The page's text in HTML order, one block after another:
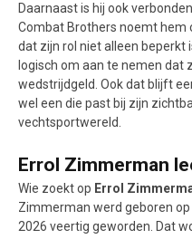
Daarnaast is hij ook
Combat Brothers noemt hem
dat zijn rol niet alleen beperkt
logisch om aan te nemen dat
wedstrijdgeld. Ook dat blijft
wel een die past bij zijn
vechtsportwereld.
Errol Zimmerman
Wie zoekt op Errol
Zimmerman werd geboren op
2026 veertig geworden. Dat